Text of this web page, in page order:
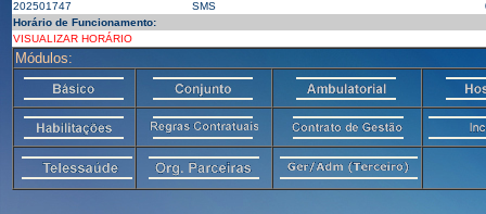
202501747
SMS
Horário de Funcionamento:
VISUALIZAR HORÁRIO
Módulos: